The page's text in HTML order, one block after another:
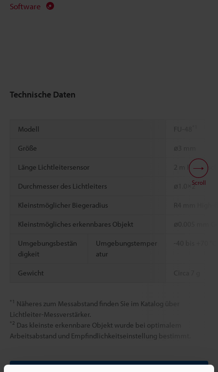
Software
Technische Daten
Modell FU-48
Größe ø3 mm
Länge Lichtleitersensor 2 m Frei
Durchmesser des Lichtleiters ø1.0×2
Kleinstmöglicher Biegeradius R4 mm High-
Kleinstmögliches erkennbares Objekt ø0.005 mm
Umgebungsbestän
digkeit
Umgebungstemper
atur
-40 bis +70 °C
Gewicht Circa 7 g
*1 Näheres zum Messabstand finden Sie im Katalog über
Lichtleiter-Messverstärker.
*2 Das kleinste erkennbare Objekt wurde bei optimalem
Arbeitsabstand und Empfindlichkeitseinstellung bestimmt.
Scroll